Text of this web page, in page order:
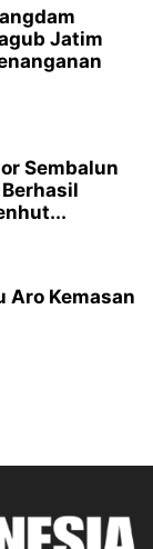
Jatim
Sembalun
Aro Kemasan